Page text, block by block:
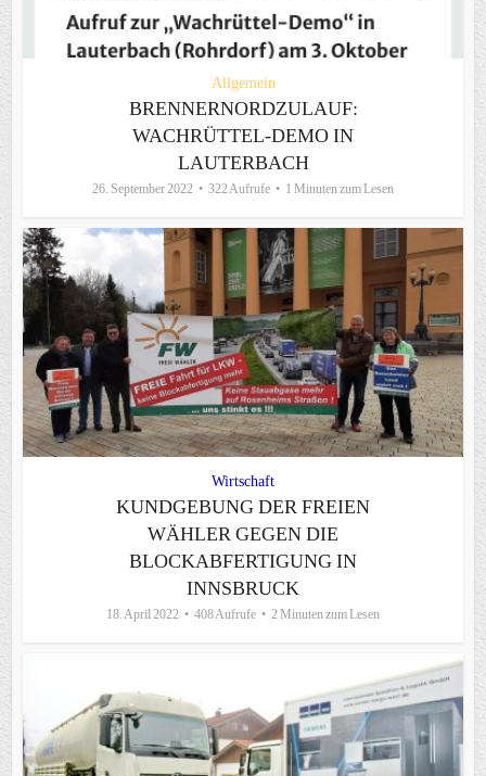
Allgemein
BRENNERNORDZULAUF:
WACHRÜTTEL-DEMO IN
LAUTERBACH
26. September 2022 322 Aufrufe 1 Minuten zum Lesen
Wirtschaft
KUNDGEBUNG DER FREIEN
WÄHLER GEGEN DIE
BLOCKABFERTIGUNG IN
INNSBRUCK
18. April 2022 408 Aufrufe 2 Minuten zum Lesen